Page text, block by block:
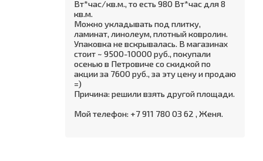
Вт*час/кв.м., то есть 980 Вт*час для 8
кв.м.
Можно укладывать под плитку,
ламинат, линолеум, плотный ковролин.
Упаковка не вскрывалась. В магазинах
стоит ~ 9500-10000 руб., покупали
осенью в Петровиче со скидкой по
акции за 7600 руб., за эту цену и продаю
=)
Причина: решили взять другой площади.
Мой телефон: +7 911 780 03 62 , Женя.